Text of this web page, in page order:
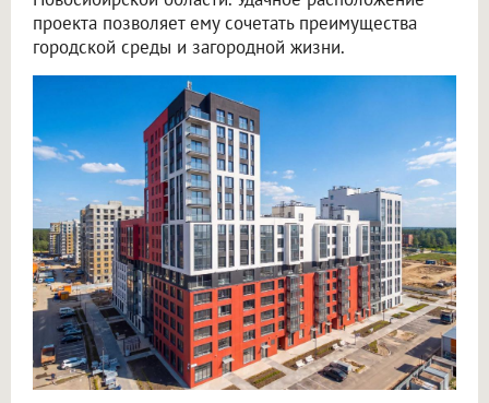
проекта позволяет ему сочетать преимущества
городской среды и загородной жизни.